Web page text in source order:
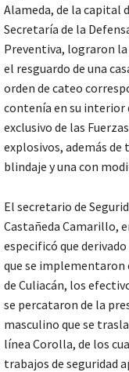
Alameda, de la capital
Secretaría de la
Preventiva, lograron
el resguardo de una
orden de cateo
contenía en su interior
exclusivo de las
explosivos, además de
blindaje y una con
El secretario de
Castañeda Camarillo,
especificó que
que se implementaron
de Culiacán, los
se percataron de la
masculino que se
línea Corolla, de los
trabajos de seguridad